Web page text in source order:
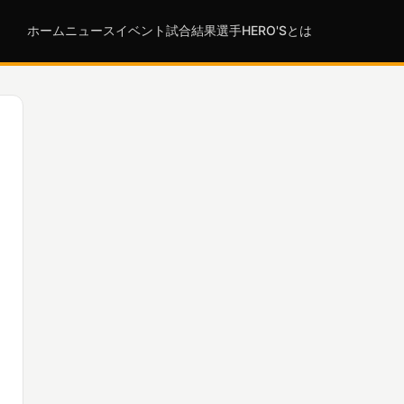
ホーム ニュースイベント試合結果選手HERO'Sとは